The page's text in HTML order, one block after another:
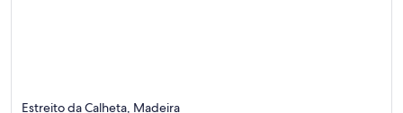
Estreito da Calheta, Madeira